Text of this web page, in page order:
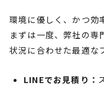
環境に優しく、かつ効
まずは一度、弊社の専
状況に合わせた最適な
LINEでお見積り：